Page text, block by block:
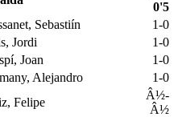
0'5
Sebastiín
1-0
Jordi
1-0
Joan
1-0
Alejandro
1-0
Felipe
Â½-
Â½